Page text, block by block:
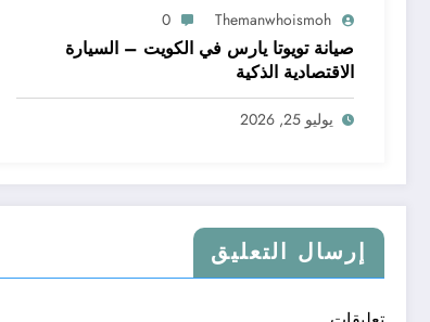
Themanwhoismoh
0
صيانة تويوتا يارس في الكويت – السيارة
الاقتصادية الذكية
يوليو 25, 2026
إرسال التعليق